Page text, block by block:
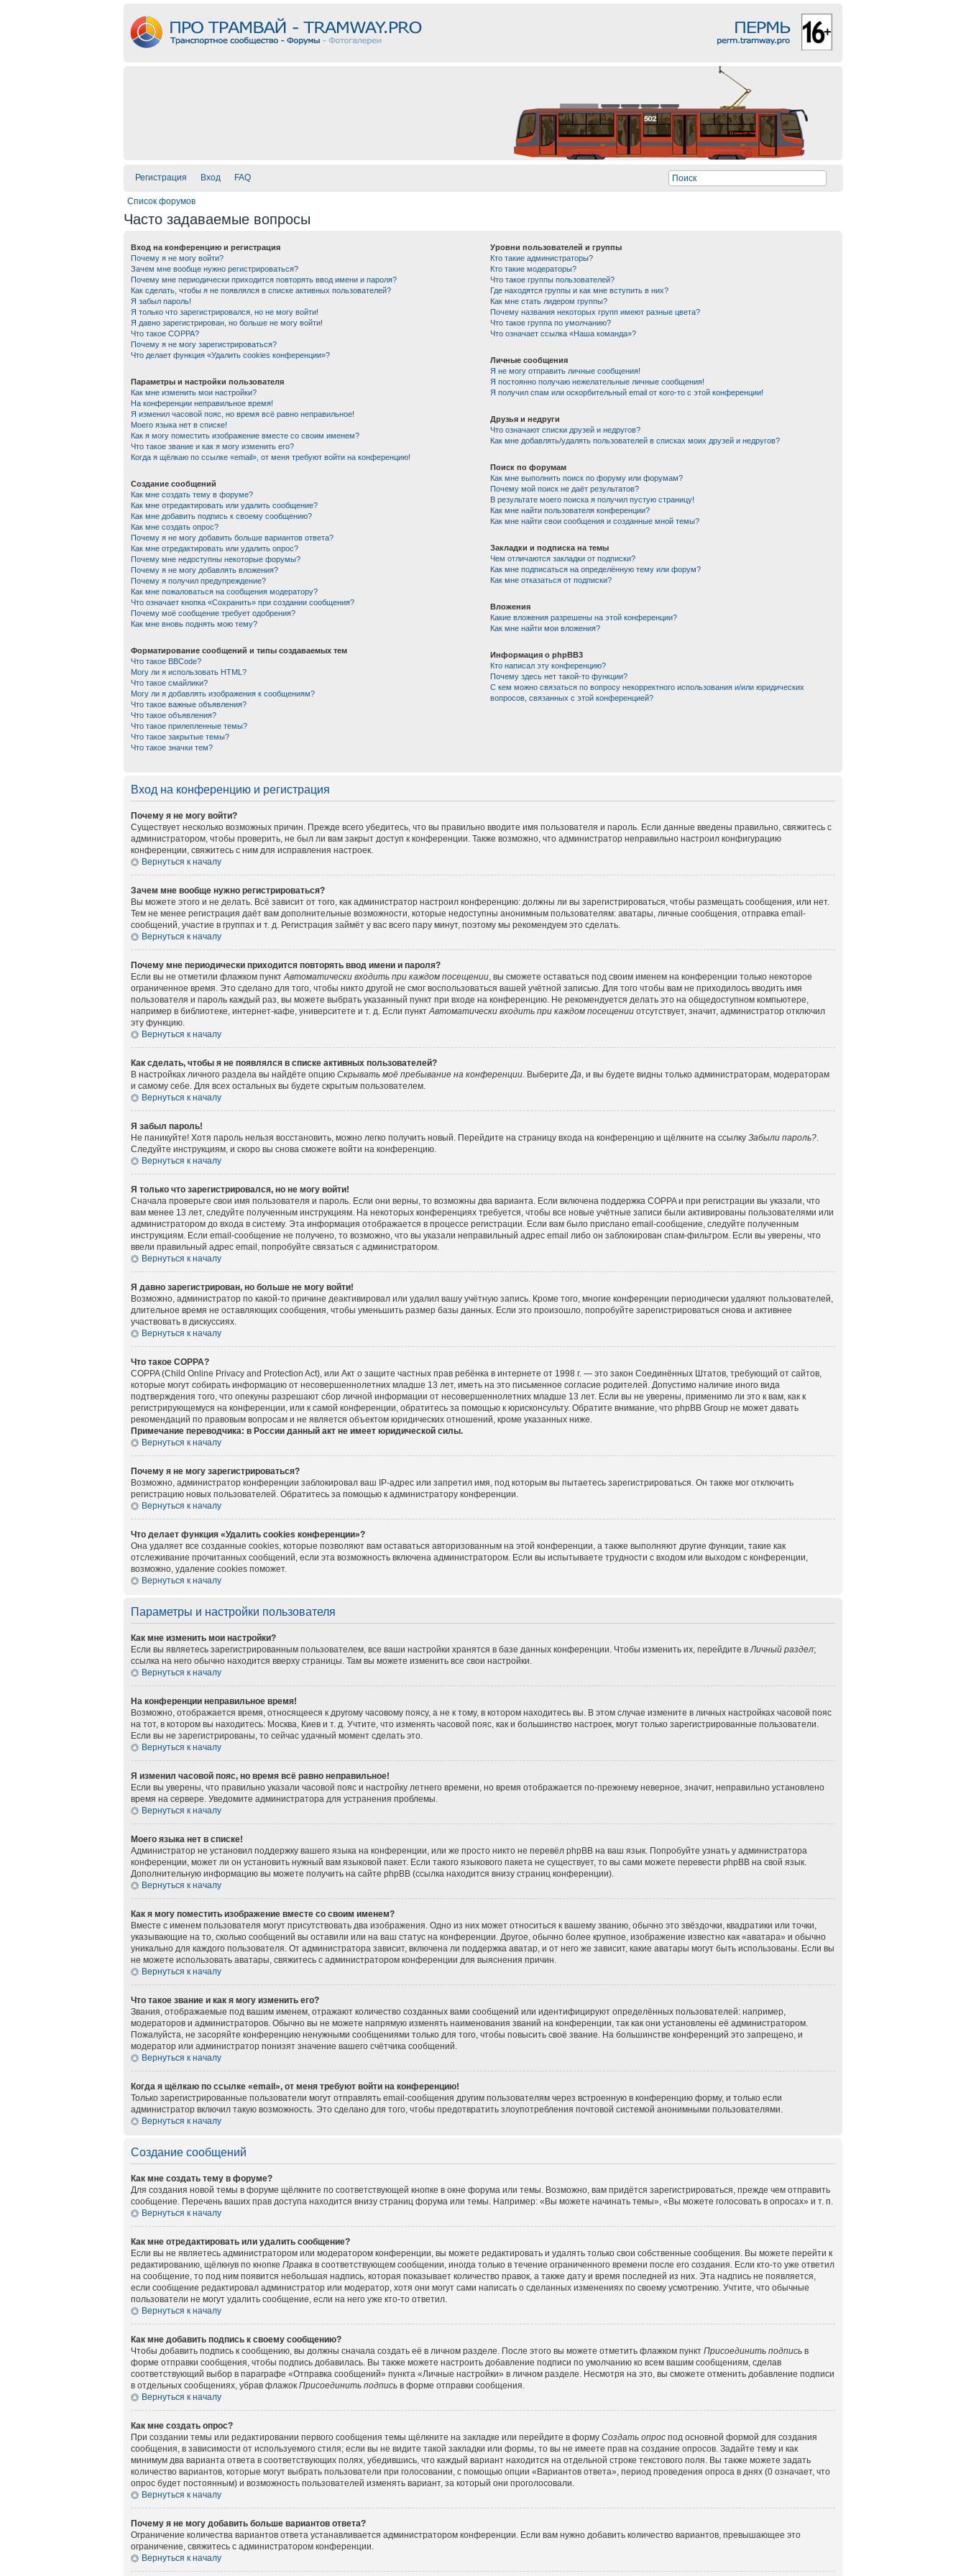
Регистрация Вход FAQ
Список форумов
Часто задаваемые вопросы
Вход на конференцию и регистрация
Почему я не могу войти?
Зачем мне вообще нужно регистрироваться?
Почему мне периодически приходится повторять ввод имени и пароля?
Как сделать, чтобы я не появлялся в списке активных пользователей?
Я забыл пароль!
Я только что зарегистрировался, но не могу войти!
Я давно зарегистрирован, но больше не могу войти!
Что такое COPPA?
Почему я не могу зарегистрироваться?
Что делает функция «Удалить cookies конференции»?
Параметры и настройки пользователя
Как мне изменить мои настройки?
На конференции неправильное время!
Я изменил часовой пояс, но время всё равно неправильное!
Моего языка нет в списке!
Как я могу поместить изображение вместе со своим именем?
Что такое звание и как я могу изменить его?
Когда я щёлкаю по ссылке «email», от меня требуют войти на конференцию!
Создание сообщений
Как мне создать тему в форуме?
Как мне отредактировать или удалить сообщение?
Как мне добавить подпись к своему сообщению?
Как мне создать опрос?
Почему я не могу добавить больше вариантов ответа?
Как мне отредактировать или удалить опрос?
Почему мне недоступны некоторые форумы?
Почему я не могу добавлять вложения?
Почему я получил предупреждение?
Как мне пожаловаться на сообщения модератору?
Что означает кнопка «Сохранить» при создании сообщения?
Почему моё сообщение требует одобрения?
Как мне вновь поднять мою тему?
Форматирование сообщений и типы создаваемых тем
Что такое BBCode?
Могу ли я использовать HTML?
Что такое смайлики?
Могу ли я добавлять изображения к сообщениям?
Что такое важные объявления?
Что такое объявления?
Что такое прилепленные темы?
Что такое закрытые темы?
Что такое значки тем?
Уровни пользователей и группы
Кто такие администраторы?
Кто такие модераторы?
Что такое группы пользователей?
Где находятся группы и как мне вступить в них?
Как мне стать лидером группы?
Почему названия некоторых групп имеют разные цвета?
Что такое группа по умолчанию?
Что означает ссылка «Наша команда»?
Личные сообщения
Я не могу отправить личные сообщения!
Я постоянно получаю нежелательные личные сообщения!
Я получил спам или оскорбительный email от кого-то с этой конференции!
Друзья и недруги
Что означают списки друзей и недругов?
Как мне добавлять/удалять пользователей в списках моих друзей и недругов?
Поиск по форумам
Как мне выполнить поиск по форуму или форумам?
Почему мой поиск не даёт результатов?
В результате моего поиска я получил пустую страницу!
Как мне найти пользователя конференции?
Как мне найти свои сообщения и созданные мной темы?
Закладки и подписка на темы
Чем отличаются закладки от подписки?
Как мне подписаться на определённую тему или форум?
Как мне отказаться от подписки?
Вложения
Какие вложения разрешены на этой конференции?
Как мне найти мои вложения?
Информация о phpBB3
Кто написал эту конференцию?
Почему здесь нет такой-то функции?
С кем можно связаться по вопросу некорректного использования и/или юридических
вопросов, связанных с этой конференцией?
Вход на конференцию и регистрация
Почему я не могу войти?
Существует несколько возможных причин. Прежде всего убедитесь, что вы правильно вводите имя пользователя и пароль. Если данные введены правильно, свяжитесь с
администратором, чтобы проверить, не был ли вам закрыт доступ к конференции. Также возможно, что администратор неправильно настроил конфигурацию
конференции, свяжитесь с ним для исправления настроек.
Вернуться к началу
Зачем мне вообще нужно регистрироваться?
Вы можете этого и не делать. Всё зависит от того, как администратор настроил конференцию: должны ли вы зарегистрироваться, чтобы размещать сообщения, или нет.
Тем не менее регистрация даёт вам дополнительные возможности, которые недоступны анонимным пользователям: аватары, личные сообщения, отправка email-
сообщений, участие в группах и т. д. Регистрация займёт у вас всего пару минут, поэтому мы рекомендуем это сделать.
Вернуться к началу
Почему мне периодически приходится повторять ввод имени и пароля?
Если вы не отметили флажком пунктАвтоматически входить при каждом посещении, вы сможете оставаться под своим именем на конференции только некоторое
ограниченное время. Это сделано для того, чтобы никто другой не смог воспользоваться вашей учётной записью. Для того чтобы вам не приходилось вводить имя
пользователя и пароль каждый раз, вы можете выбрать указанный пункт при входе на конференцию. Не рекомендуется делать это на общедоступном компьютере,
например в библиотеке, интернет-кафе, университете и т. д. Если пунктАвтоматически входить при каждом посещении отсутствует, значит, администратор отключил
эту функцию.
Вернуться к началу
Как сделать, чтобы я не появлялся в списке активных пользователей?
В настройках личного раздела вы найдёте опцию Скрывать моё пребывание на конференции. ВыберитеДа, и вы будете видны только администраторам, модераторам
и самому себе. Для всех остальных вы будете скрытым пользователем.
Вернуться к началу
Я забыл пароль!
Не паникуйте! Хотя пароль нельзя восстановить, можно легко получить новый. Перейдите на страницу входа на конференцию и щёлкните на ссылку Забыли пароль?.
Следуйте инструкциям, и скоро вы снова сможете войти на конференцию.
Вернуться к началу
Я только что зарегистрировался, но не могу войти!
Сначала проверьте свои имя пользователя и пароль. Если они верны, то возможны два варианта. Если включена поддержка COPPA и при регистрации вы указали, что
вам менее 13 лет, следуйте полученным инструкциям. На некоторых конференциях требуется, чтобы все новые учётные записи были активированы пользователями или
администратором до входа в систему. Эта информация отображается в процессе регистрации. Если вам было прислано email-сообщение, следуйте полученным
инструкциям. Если email-сообщение не получено, то возможно, что вы указали неправильный адрес email либо он заблокирован спам-фильтром. Если вы уверены, что
ввели правильный адрес email, попробуйте связаться с администратором.
Вернуться к началу
Я давно зарегистрирован, но больше не могу войти!
Возможно, администратор по какой-то причине деактивировал или удалил вашу учётную запись. Кроме того, многие конференции периодически удаляют пользователей,
длительное время не оставляющих сообщения, чтобы уменьшить размер базы данных. Если это произошло, попробуйте зарегистрироваться снова и активнее
участвовать в дискуссиях.
Вернуться к началу
Что такое COPPA?
COPPA (Child Online Privacy and Protection Act), или Акт о защите частных прав ребёнка в интернете от 1998 г. — это закон Соединённых Штатов, требующий от сайтов,
которые могут собирать информацию от несовершеннолетних младше 13 лет, иметь на это письменное согласие родителей. Допустимо наличие иного вида
подтверждения того, что опекуны разрешают сбор личной информации от несовершеннолетних младше 13 лет. Если вы не уверены, применимо ли это к вам, как к
регистрирующемуся на конференции, или к самой конференции, обратитесь за помощью к юрисконсульту. Обратите внимание, что phpBB Group не может давать
рекомендаций по правовым вопросам и не является объектом юридических отношений, кроме указанных ниже.
Примечание переводчика: в России данный акт не имеет юридической силы.
Вернуться к началу
Почему я не могу зарегистрироваться?
Возможно, администратор конференции заблокировал ваш IP-адрес или запретил имя, под которым вы пытаетесь зарегистрироваться. Он также мог отключить
регистрацию новых пользователей. Обратитесь за помощью к администратору конференции.
Вернуться к началу
Что делает функция «Удалить cookies конференции»?
Она удаляет все созданные cookies, которые позволяют вам оставаться авторизованным на этой конференции, а также выполняют другие функции, такие как
отслеживание прочитанных сообщений, если эта возможность включена администратором. Если вы испытываете трудности с входом или выходом с конференции,
возможно, удаление cookies поможет.
Вернуться к началу
Параметры и настройки пользователя
Как мне изменить мои настройки?
Если вы являетесь зарегистрированным пользователем, все ваши настройки хранятся в базе данных конференции. Чтобы изменить их, перейдите вЛичный раздел;
ссылка на него обычно находится вверху страницы. Там вы можете изменить все свои настройки.
Вернуться к началу
На конференции неправильное время!
Возможно, отображается время, относящееся к другому часовому поясу, а не к тому, в котором находитесь вы. В этом случае измените в личных настройках часовой пояс
на тот, в котором вы находитесь: Москва, Киев и т. д. Учтите, что изменять часовой пояс, как и большинство настроек, могут только зарегистрированные пользователи.
Если вы не зарегистрированы, то сейчас удачный момент сделать это.
Вернуться к началу
Я изменил часовой пояс, но время всё равно неправильное!
Если вы уверены, что правильно указали часовой пояс и настройку летнего времени, но время отображается по-прежнему неверное, значит, неправильно установлено
время на сервере. Уведомите администратора для устранения проблемы.
Вернуться к началу
Моего языка нет в списке!
Администратор не установил поддержку вашего языка на конференции, или же просто никто не перевёл phpBB на ваш язык. Попробуйте узнать у администратора
конференции, может ли он установить нужный вам языковой пакет. Если такого языкового пакета не существует, то вы сами можете перевести phpBB на свой язык.
Дополнительную информацию вы можете получить на сайте phpBB (ссылка находится внизу страниц конференции).
Вернуться к началу
Как я могу поместить изображение вместе со своим именем?
Вместе с именем пользователя могут присутствовать два изображения. Одно из них может относиться к вашему званию, обычно это звёздочки, квадратики или точки,
указывающие на то, сколько сообщений вы оставили или на ваш статус на конференции. Другое, обычно более крупное, изображение известно как «аватара» и обычно
уникально для каждого пользователя. От администратора зависит, включена ли поддержка аватар, и от него же зависит, какие аватары могут быть использованы. Если вы
не можете использовать аватары, свяжитесь с администратором конференции для выяснения причин.
Вернуться к началу
Что такое звание и как я могу изменить его?
Звания, отображаемые под вашим именем, отражают количество созданных вами сообщений или идентифицируют определённых пользователей: например,
модераторов и администраторов. Обычно вы не можете напрямую изменять наименования званий на конференции, так как они установлены её администратором.
Пожалуйста, не засоряйте конференцию ненужными сообщениями только для того, чтобы повысить своё звание. На большинстве конференций это запрещено, и
модератор или администратор понизят значение вашего счётчика сообщений.
Вернуться к началу
Когда я щёлкаю по ссылке «email», от меня требуют войти на конференцию!
Только зарегистрированные пользователи могут отправлять email-сообщения другим пользователям через встроенную в конференцию форму, и только если
администратор включил такую возможность. Это сделано для того, чтобы предотвратить злоупотребления почтовой системой анонимными пользователями.
Вернуться к началу
Создание сообщений
Как мне создать тему в форуме?
Для создания новой темы в форуме щёлкните по соответствующей кнопке в окне форума или темы. Возможно, вам придётся зарегистрироваться, прежде чем отправить
сообщение. Перечень ваших прав доступа находится внизу страниц форума или темы. Например: «Вы можете начинать темы», «Вы можете голосовать в опросах» и т. п.
Вернуться к началу
Как мне отредактировать или удалить сообщение?
Если вы не являетесь администратором или модератором конференции, вы можете редактировать и удалять только свои собственные сообщения. Вы можете перейти к
редактированию, щёлкнув по кнопке Правка в соответствующем сообщении, иногда только в течение ограниченного времени после его создания. Если кто-то уже ответил
на сообщение, то под ним появится небольшая надпись, которая показывает количество правок, а также дату и время последней из них. Эта надпись не появляется,
если сообщение редактировал администратор или модератор, хотя они могут сами написать о сделанных изменениях по своему усмотрению. Учтите, что обычные
пользователи не могут удалить сообщение, если на него уже кто-то ответил.
Вернуться к началу
Как мне добавить подпись к своему сообщению?
Чтобы добавить подпись к сообщению, вы должны сначала создать её в личном разделе. После этого вы можете отметить флажком пункт Присоединить подпись в
форме отправки сообщения, чтобы подпись добавилась. Вы также можете настроить добавление подписи по умолчанию ко всем вашим сообщениям, сделав
соответствующий выбор в параграфе «Отправка сообщений» пункта «Личные настройки» в личном разделе. Несмотря на это, вы сможете отменить добавление подписи
в отдельных сообщениях, убрав флажок Присоединить подпись в форме отправки сообщения.
Вернуться к началу
Как мне создать опрос?
При создании темы или редактировании первого сообщения темы щёлкните на закладке или перейдите в форму Создать опрос под основной формой для создания
сообщения, в зависимости от используемого стиля; если вы не видите такой закладки или формы, то вы не имеете прав на создание опросов. Задайте тему и как
минимум два варианта ответа в соответствующих полях, убедившись, что каждый вариант находится на отдельной строке текстового поля. Вы также можете задать
количество вариантов, которые могут выбрать пользователи при голосовании, с помощью опции «Вариантов ответа», период проведения опроса в днях (0 означает, что
опрос будет постоянным) и возможность пользователей изменять вариант, за который они проголосовали.
Вернуться к началу
Почему я не могу добавить больше вариантов ответа?
Ограничение количества вариантов ответа устанавливается администратором конференции. Если вам нужно добавить количество вариантов, превышающее это
ограничение, свяжитесь с администратором конференции.
Вернуться к началу